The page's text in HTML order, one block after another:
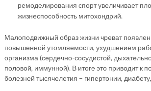
ремоделирования спорт увеличивает
жизнеспособность митохондрий.
Малоподвижный образ жизни чреват
повышенной утомляемости, ухудшением
организма (сердечно-сосудистой,
половой, иммунной). В итоге это приводит к
болезней тысячелетия – гипертонии,